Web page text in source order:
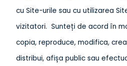
cu Site-urile sau cu utilizarea
vizitatori. Sunteți de acord în
copia, reproduce, modifica,
distribui, afișa public sau